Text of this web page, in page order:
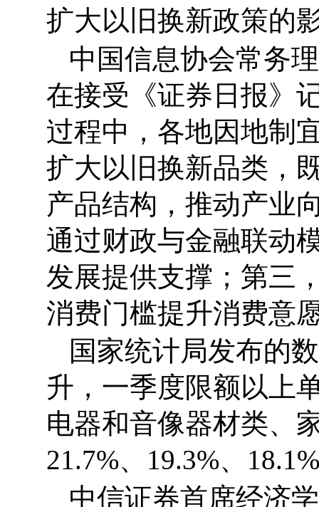
扩大以旧换新政策的
中国信息协会常务
在接受《证券日报》
过程中，各地因地制
扩大以旧换新品类，
产品结构，推动产业
通过财政与金融联动
发展提供支撑；第三
消费门槛提升消费意
国家统计局发布的
升，一季度限额以上
电器和音像器材类、
21.7%、19.3%、
中信证券首席经济